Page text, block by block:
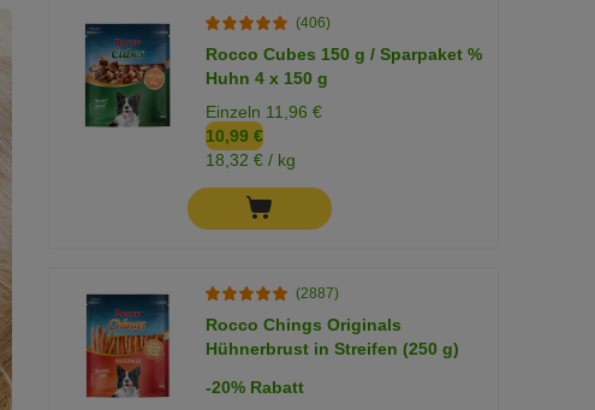
(406)
Rocco Cubes 150 g / Sparpaket %
Huhn 4 x 150 g
Einzeln 11,96 €
10,99 €
18,32 € / kg
(2887)
Rocco Chings Originals
Hühnerbrust in Streifen (250 g)
-20% Rabatt